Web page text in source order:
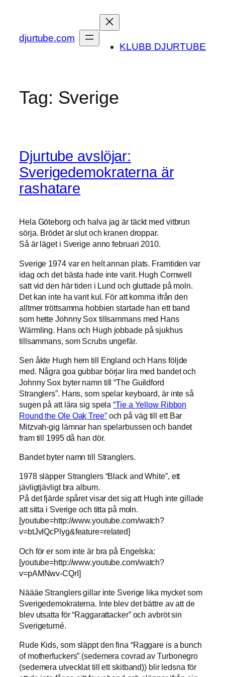
content
djurtube.com
KLUBB DJURTUBE
Tag: Sverige
Djurtube avslöjar:
Sverigedemokraterna är
rashatare
Hela Göteborg och halva jag är täckt med vitbrun
sörja. Brödet är slut och kranen droppar.
Så är läget i Sverige anno februari 2010.
Sverige 1974 var en helt annan plats. Framtiden var
idag och det bästa hade inte varit. Hugh Cornwell
satt vid den här tiden i Lund och gluttade på moln.
Det kan inte ha varit kul. För att komma ifrån den
alltmer tröttsamma hobbien startade han ett band
som hette Johnny Sox tillsammans med Hans
Wärmling. Hans och Hugh jobbade på sjukhus
tillsammans, som Scrubs ungefär.
Sen åkte Hugh hem till England och Hans följde
med. Några goa gubbar börjar lira med bandet och
Johnny Sox byter namn till “The Guildford
Stranglers”. Hans, som spelar keyboard, är inte så
sugen på att lära sig spela“Tie a Yellow Ribbon
Round the Ole Oak Tree”och på väg till ett Bar
Mitzvah-gig lämnar han spelarbussen och bandet
fram till 1995 då han dör.
Bandet byter namn till Stranglers.
1978 släpper Stranglers “Black and White”, ett
jävligtjävligt bra album.
På det fjärde spåret visar det sig att Hugh inte gillade
att sitta i Sverige och titta på moln.
[youtube=http://www.youtube.com/watch?
v=btJvIQcPlyg&feature=related]
Och för er som inte är bra på Engelska:
[youtube=http://www.youtube.com/watch?
v=pAMNwv-CQrI]
Näääe Stranglers gillar inte Sverige lika mycket som
Sverigedemokraterna. Inte blev det bättre av att de
blev utsatta för “Raggarattacker” och avbröt sin
Sverigeturné.
Rude Kids, som släppt den fina “Raggare is a bunch
of motherfuckers” (sedemera covrad av Turbonegro
(sedemera utvecklat till ett skitband)) blir ledsna för